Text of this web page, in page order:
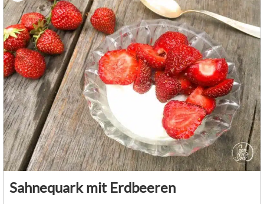
Sahnequark mit Erdbeeren